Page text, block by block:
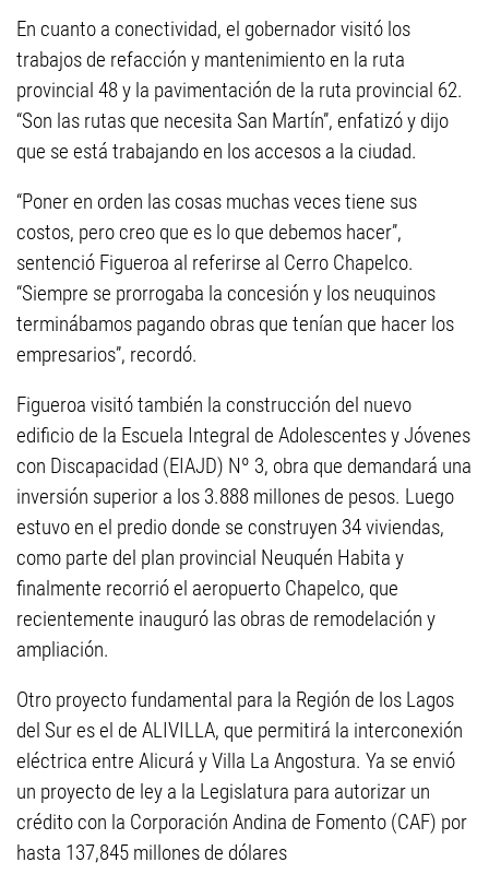
En cuanto a conectividad, el gobernador visitó los
trabajos de refacción y mantenimiento en la ruta
provincial 48 y la pavimentación de la ruta provincial 62.
“Son las rutas que necesita San Martín”, enfatizó y dijo
que se está trabajando en los accesos a la ciudad.
“Poner en orden las cosas muchas veces tiene sus
costos, pero creo que es lo que debemos hacer”,
sentenció Figueroa al referirse al Cerro Chapelco.
“Siempre se prorrogaba la concesión y los neuquinos
terminábamos pagando obras que tenían que hacer los
empresarios”, recordó.
Figueroa visitó también la construcción del nuevo
edificio de la Escuela Integral de Adolescentes y Jóvenes
con Discapacidad (EIAJD) Nº 3, obra que demandará una
inversión superior a los 3.888 millones de pesos. Luego
estuvo en el predio donde se construyen 34 viviendas,
como parte del plan provincial Neuquén Habita y
finalmente recorrió el aeropuerto Chapelco, que
recientemente inauguró las obras de remodelación y
ampliación.
Otro proyecto fundamental para la Región de los Lagos
del Sur es el de ALIVILLA, que permitirá la interconexión
eléctrica entre Alicurá y Villa La Angostura. Ya se envió
un proyecto de ley a la Legislatura para autorizar un
crédito con la Corporación Andina de Fomento (CAF) por
hasta 137,845 millones de dólares